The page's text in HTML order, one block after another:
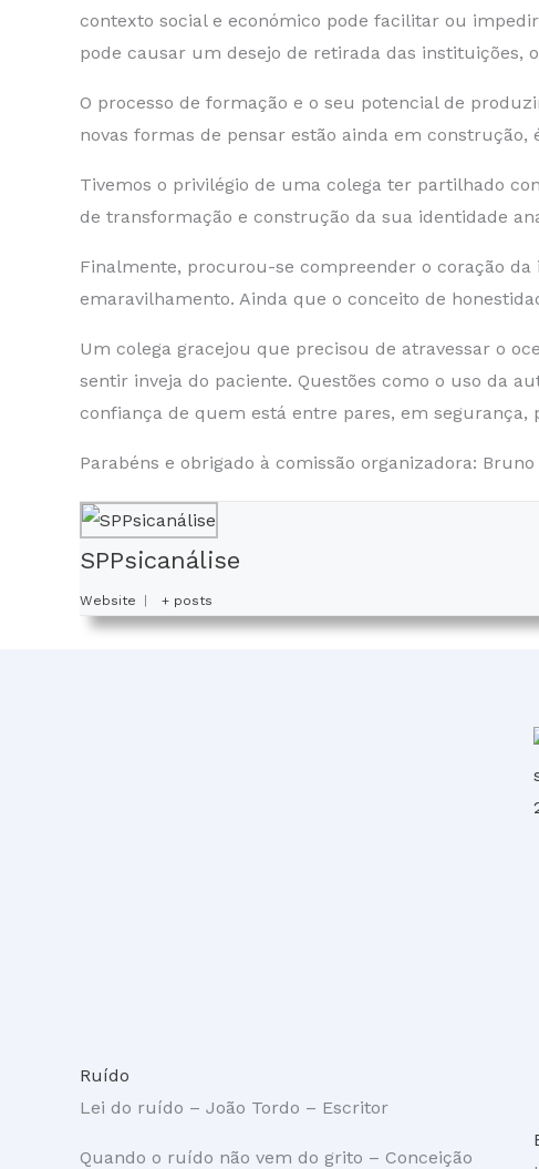
contexto social e económico pode facilitar ou
pode causar um desejo de retirada das instituições,
O processo de formação e o seu potencial de
novas formas de pensar estão ainda em
Tivemos o privilégio de uma colega ter partilhado
de transformação e construção da sua identidade
Finalmente, procurou-se compreender o coração
emaravilhamento. Ainda que o conceito de
Um colega gracejou que precisou de atravessar o
sentir inveja do paciente. Questões como o uso da
confiança de quem está entre pares, em
Parabéns e obrigado à comissão organizadora:
SPPsicanálise
Website + posts
Ruído
Lei do ruído – João Tordo – Escritor
Quando o ruído não vem do grito – Conceição